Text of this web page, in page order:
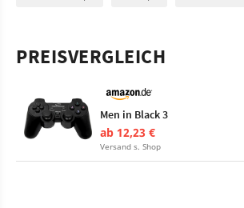
PREISVERGLEICH
Men in Black 3
ab 12,23 €
Versand s. Shop